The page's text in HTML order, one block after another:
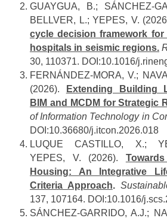
GUAYGUA, B.; SÁNCHEZ-
BELLVER, L.; YEPES, V.
cycle decision framework
hospitals in seismic regions.
30, 110371. DOI:10.1016/
FERNÁNDEZ-MORA, V.;
(2026).
Extending Building
BIM and MCDM for Strategic
of Information Technology in
DOI:10.36680/j.itcon.2026.018
LUQUE CASTILLO, X.;
YEPES, V. (2026).
Housing: An Integrative
Criteria Approach.
137, 107164. DOI:10.1016/
SÁNCHEZ-GARRIDO, A.J.;